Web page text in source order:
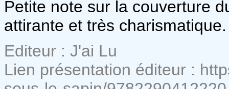
Petite note sur la couverture
attirante et très charismatique.
Editeur : J'ai Lu
Lien présentation éditeur :